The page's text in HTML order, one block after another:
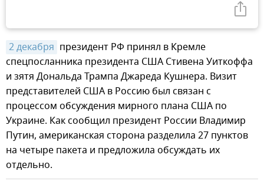
2 декабря президент РФ принял в Кремле
спецпосланника президента США Стивена Уиткоффа
и зятя Дональда Трампа Джареда Кушнера. Визит
представителей США в Россию был связан с
процессом обсуждения мирного плана США по
Украине. Как сообщил президент России Владимир
Путин, американская сторона разделила 27 пунктов
на четыре пакета и предложила обсуждать их
отдельно.